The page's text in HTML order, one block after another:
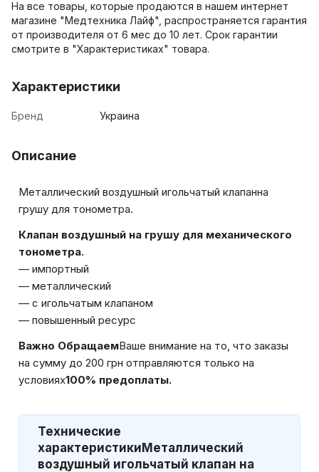
На все товары, которые продаются в нашем интернет
магазине "Медтехника Лайф", распространяется гарантия
от производителя от 6 мес до 10 лет. Срок гарантии
смотрите в "Характеристиках" товара.
Характеристики
Бренд Украина
Описание
Металлический воздушный игольчатый клапанна
грушу для тонометра.
Клапан воздушный на грушу для механического
тонометра.
— импортный
— металлический
— с игольчатым клапаном
— повышенный ресурс
Важно ОбращаемВаше внимание на то, что заказы
на сумму до 200 грн отправляются только на
условиях100% предоплаты.
Технические
характеристикиМеталлический
воздушный игольчатый клапан на